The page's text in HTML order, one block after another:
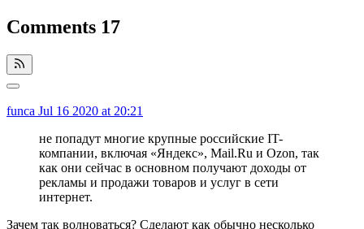
Comments 17
funca Jul 16 2020 at 20:21
не попадут многие крупные российские IT-
компании, включая «Яндекс», Mail.Ru и Ozon, так
как они сейчас в основном получают доходы от
рекламы и продажи товаров и услуг в сети
интернет.
Зачем так волноваться? Сделают как обычно несколько